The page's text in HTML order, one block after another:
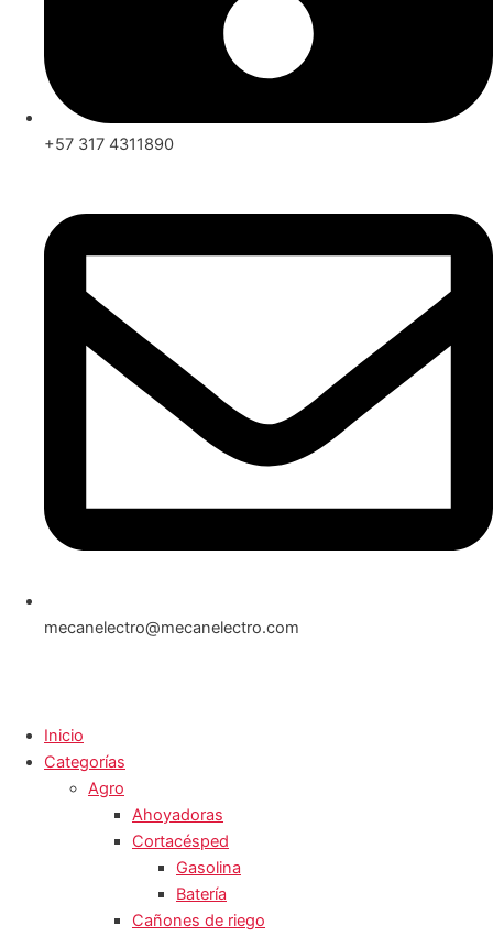
+57 317 4311890
mecanelectro@mecanelectro.com
Inicio
Categorías
Agro
Ahoyadoras
Cortacésped
Gasolina
Batería
Cañones de riego